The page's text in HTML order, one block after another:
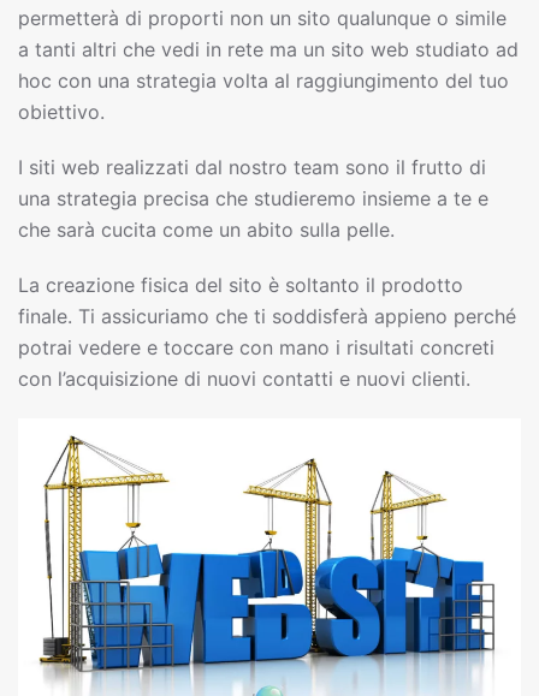
permetterà di proporti non un sito qualunque o simile
a tanti altri che vedi in rete ma un sito web studiato ad
hoc con una strategia volta al raggiungimento del tuo
obiettivo.
I siti web realizzati dal nostro team sono il frutto di
una strategia precisa che studieremo insieme a te e
che sarà cucita come un abito sulla pelle.
La creazione fisica del sito è soltanto il prodotto
finale. Ti assicuriamo che ti soddisferà appieno perché
potrai vedere e toccare con mano i risultati concreti
con l’acquisizione di nuovi contatti e nuovi clienti.